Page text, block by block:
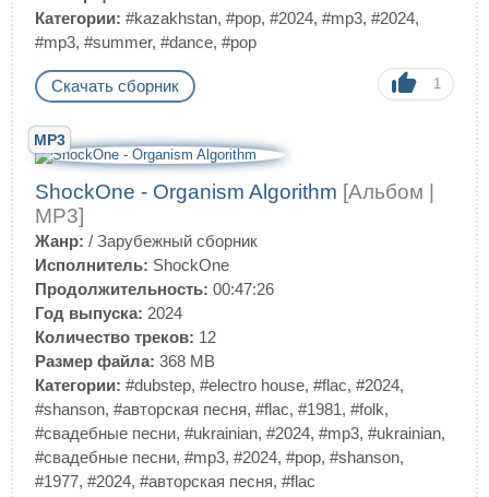
Категории: #kazakhstan, #pop, #2024, #mp3, #2024,
#mp3, #summer, #dance, #pop
Скачать сборник 1
MP3
ShockOne - Organism Algorithm [Альбом |
MP3]
Жанр: / Зарубежный сборник
Исполнитель: ShockOne
Продолжительность: 00:47:26
Год выпуска: 2024
Количество треков: 12
Размер файла: 368 MB
Категории: #dubstep, #electro house, #flac, #2024,
#shanson, #авторская песня, #flac, #1981, #folk,
#свадебные песни, #ukrainian, #2024, #mp3, #ukrainian,
#свадебные песни, #mp3, #2024, #pop, #shanson,
#1977, #2024, #авторская песня, #flac